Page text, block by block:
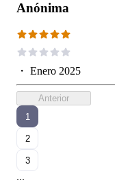
Anónima
・ Enero 2025
Anterior
1
2
3
...